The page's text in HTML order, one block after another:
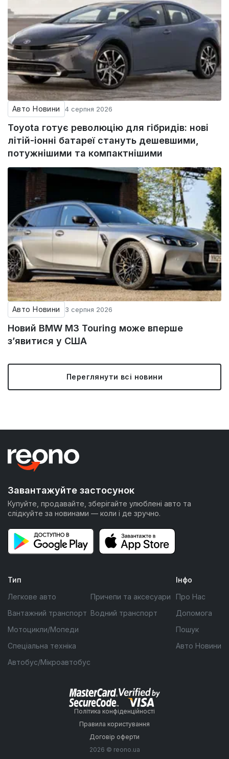
Авто Новини 4 серпня 2026
Toyota готує революцію для гібридів: нові
літій-іонні батареї стануть дешевшими,
потужнішими та компактнішими
Авто Новини 3 серпня 2026
Новий BMW M3 Touring може вперше
з’явитися у США
Переглянути всі новини
Завантажуйте застосунок
Купуйте, продавайте, зберігайте улюблені авто та
слідкуйте за новинами — коли і де зручно.
Тип
Легкове авто
Вантажний транспорт
Мотоцикли/Мопеди
Спеціальна техніка
Автобус/Мікроавтобус
Причепи та аксесуари
Водний транспорт
Інфо
Про Нас
Допомога
Пошук
Авто Новини
Політика конфіденційності
Правила користування
Договір оферти
2026 © reono.ua